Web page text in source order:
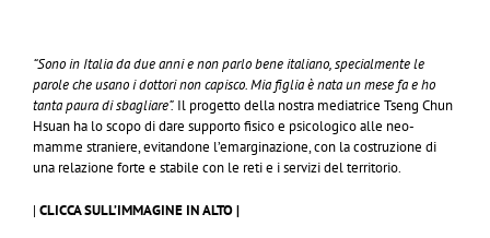
“Sono in Italia da due anni e non parlo bene italiano, specialmente le
parole che usano i dottori non capisco. Mia figlia è nata un mese fa e ho
tanta paura di sbagliare”. Il progetto della nostra mediatrice Tseng Chun
Hsuan ha lo scopo di dare supporto fisico e psicologico alle neo-
mamme straniere, evitandone l’emarginazione, con la costruzione di
una relazione forte e stabile con le reti e i servizi del territorio.
| CLICCA SULL’IMMAGINE IN ALTO |